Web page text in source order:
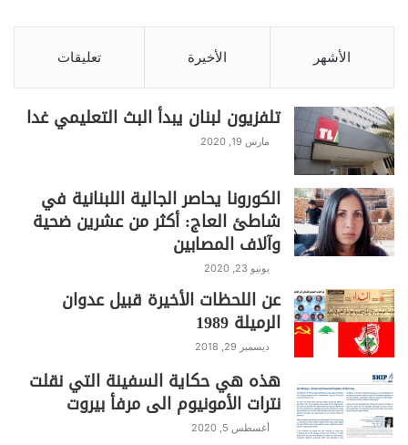
الأشهر الأخيرة تعليقات
تلفزيون لبنان يبدأ البث التعليمي غدا
مارس 19, 2020
الكورونا يحاصر الجالية اللبنانية في
شاطئ العاج: أكثر من عشرين ضحية
وآلاف المصابين
يونيو 23, 2020
عن اللحظات الأخيرة قبيل عدوان
الرميلة 1989
ديسمبر 29, 2018
هذه هي حكاية السفينة التي نقلت
نترات الأمونيوم الى مرفأ بيروت
أغسطس 5, 2020